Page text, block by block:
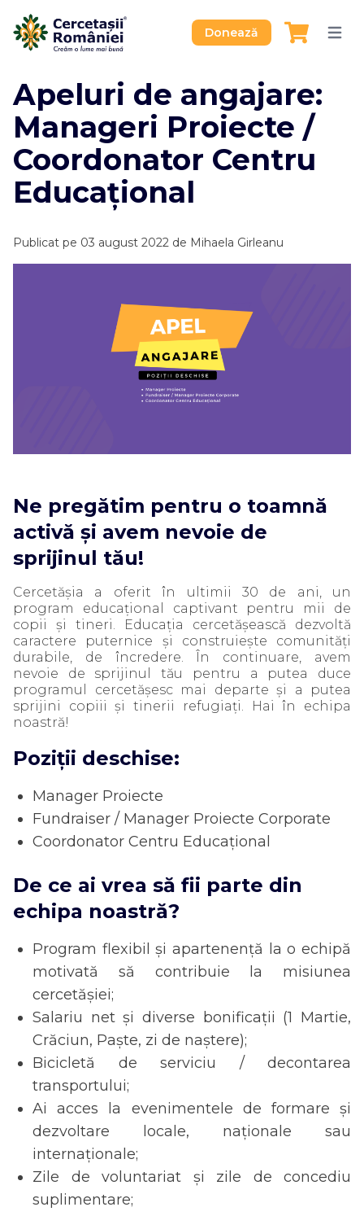
Donează
Apeluri de angajare:
Manageri Proiecte /
Coordonator Centru
Educațional
Publicat pe 03 august 2022 de Mihaela Girleanu
Ne pregătim pentru o toamnă
activă și avem nevoie de
sprijinul tău!
Cercetășia a oferit în ultimii 30 de ani, un
program educațional captivant pentru mii de
copii și tineri. Educația cercetășească dezvoltă
caractere puternice și construiește comunități
durabile, de încredere. În continuare, avem
nevoie de sprijinul tău pentru a putea duce
programul cercetășesc mai departe și a putea
sprijini copiii și tinerii refugiați. Hai în echipa
noastră!
Poziții deschise:
Manager Proiecte
Fundraiser / Manager Proiecte Corporate
Coordonator Centru Educațional
De ce ai vrea să fii parte din
echipa noastră?
Program flexibil și apartenență la o echipă
motivată să contribuie la misiunea
cercetășiei;
Salariu net și diverse bonificații (1 Martie,
Crăciun, Paște, zi de naștere);
Bicicletă de serviciu / decontarea
transportului;
Ai acces la evenimentele de formare și
dezvoltare locale, naționale sau
internaționale;
Zile de voluntariat și zile de concediu
suplimentare;